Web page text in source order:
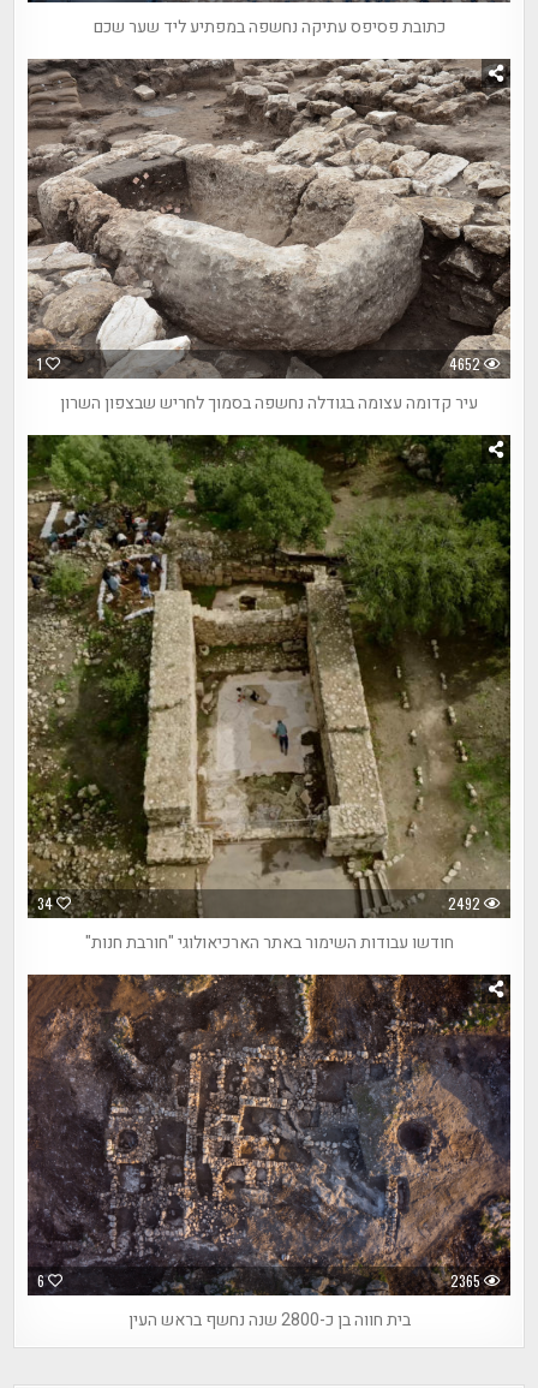
כתובת פסיפס עתיקה נחשפה במפתיע ליד שער שכם
1 4652
עיר קדומה עצומה בגודלה נחשפה בסמוך לחריש שבצפון השרון
34 2492
חודשו עבודות השימור באתר הארכיאולוגי "חורבת חנות"
6 2365
בית חווה בן כ-2800 שנה נחשף בראש העין